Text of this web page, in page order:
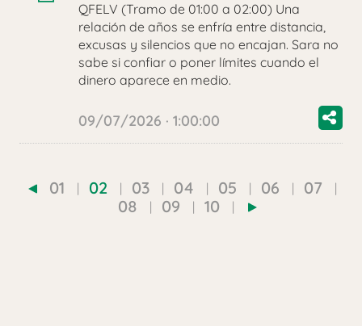
QFELV (Tramo de 01:00 a 02:00) Una
relación de años se enfría entre distancia,
excusas y silencios que no encajan. Sara no
sabe si confiar o poner límites cuando el
dinero aparece en medio.
09/07/2026 · 1:00:00
01 02 03 04 05 06
07
08
09 10